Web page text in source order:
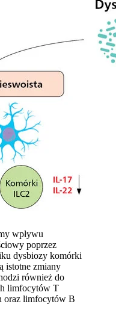
wpływu
poprzez
dysbiozy komórki
istotne zmiany
również do
limfocytów T
oraz limfocytów B